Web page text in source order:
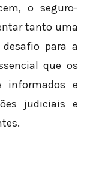
o seguro-
tanto uma
para a
que os
informados e
judiciais e